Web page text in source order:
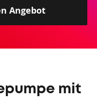
Angebot
mit